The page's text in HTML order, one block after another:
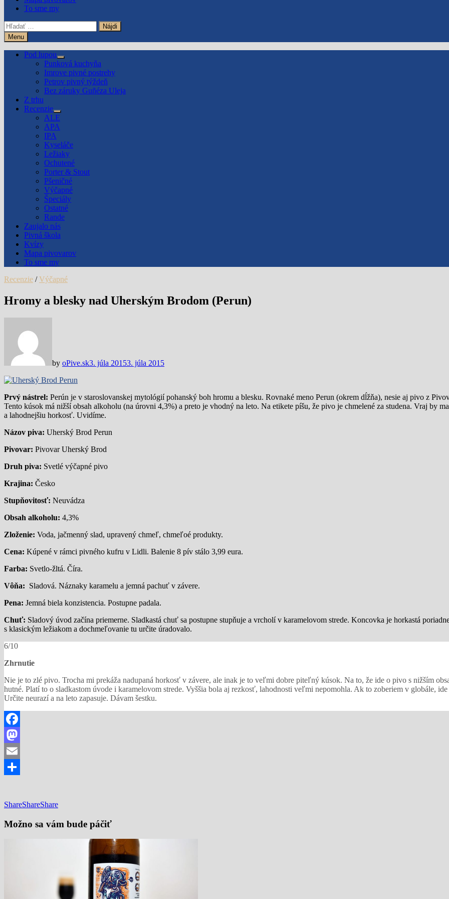
To sme my
Hľadať:
Menu
Pod lupou
Show
sub
menu
Punková kuchyňa
Imrove pivné postrehy
Petrov pivný týždeň
Bez záruky Guñéza Uleja
Z trhu
Recenzie
Show
sub
menu
ALE
APA
IPA
Kyseláče
Ležiaky
Ochutené
Porter & Stout
Pšeničné
Výčapné
Špeciály
Ostatné
Rande
Zaujalo nás
Pivná škola
Kvízy
Mapa pivovarov
To sme my
Recenzie /Výčapné
Hromy a blesky nad Uherským Brodom (Perun)
by oPive.sk3. júla 20153. júla 2015
Prvý nástrel: Perún je v staroslovanskej mytológií pohanský boh hromu a blesku. Rovnaké meno Perun (okrem dĺžňa), nesie aj pivo z
Tento kúsok má nižší obsah alkoholu (na úrovni 4,3%) a preto je vhodný na leto. Na etikete píšu, že pivo je chmelené za studena. Vraj by
a lahodnejšiu horkosť. Uvidíme.
Názov piva: Uherský Brod Perun
Pivovar: Pivovar Uherský Brod
Druh piva: Svetlé výčapné pivo
Krajina: Česko
Stupňovitosť: Neuvádza
Obsah alkoholu: 4,3%
Zloženie: Voda, jačmenný slad, upravený chmeľ, chmeľoé produkty.
Cena: Kúpené v rámci pivného kufru v Lidli. Balenie 8 pív stálo 3,99 eura.
Farba: Svetlo-žltá. Číra.
Vôňa: Sladová. Náznaky karamelu a jemná pachuť v závere.
Pena: Jemná biela konzistencia. Postupne padala.
Chuť: Sladový úvod začína priemerne. Sladkastá chuť sa postupne stupňuje a vrcholí v karamelovom strede. Koncovka je horkastá
s klasickým ležiakom a dochmeľovanie tu určite úradovalo.
6/10
Zhrnutie
Nie je to zlé pivo. Trocha mi prekáža nadupaná horkosť v závere, ale inak je to veľmi dobre piteľný kúsok. Na to, že ide o pivo s nižším
hutné. Platí to o sladkastom úvode i karamelovom strede. Vyššia bola aj rezkosť, lahodnosti veľmi nepomohla. Ak to zoberiem v globále,
Určite neurazí a na leto zapasuje. Dávam šestku.
Facebook
Mastodon
Email
ShareShareShare
Možno sa vám bude páčiť